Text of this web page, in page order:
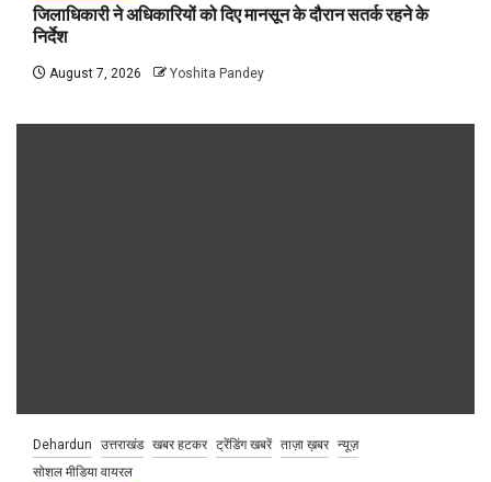
जिलाधिकारी ने अधिकारियों को दिए मानसून के दौरान सतर्क रहने के
निर्देश
August 7, 2026 Yoshita Pandey
Dehardun उत्तराखंड खबर हटकर ट्रेंडिंग खबरें ताज़ा ख़बर न्यूज़
सोशल मीडिया वायरल